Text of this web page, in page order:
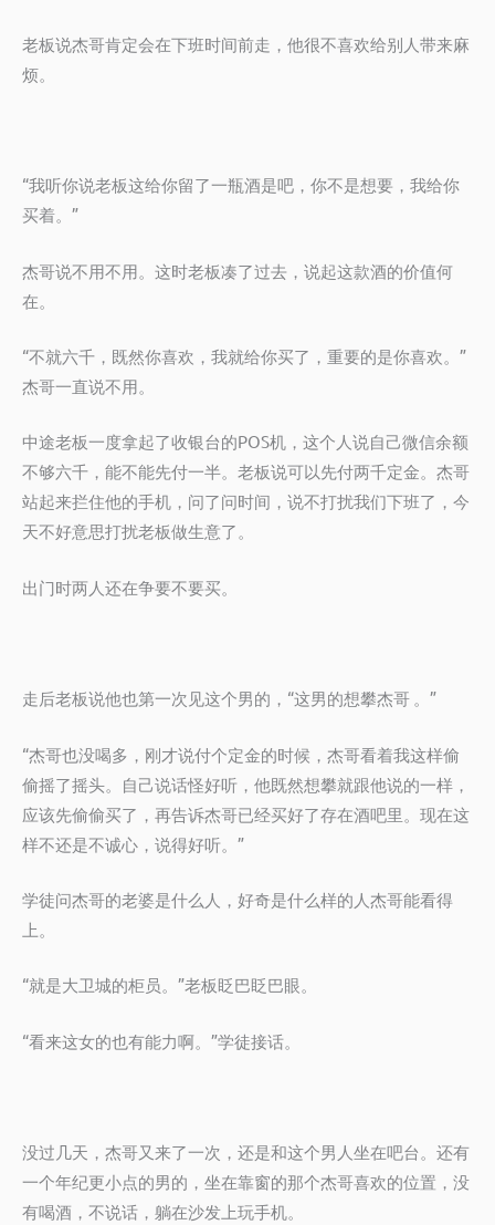
老板说杰哥肯定会在下班时间前走，他很不喜欢给别人带来麻
烦。
“我听你说老板这给你留了一瓶酒是吧，你不是想要，我给你
买着。”
杰哥说不用不用。这时老板凑了过去，说起这款酒的价值何
在。
“不就六千，既然你喜欢，我就给你买了，重要的是你喜欢。”
杰哥一直说不用。
中途老板一度拿起了收银台的POS机，这个人说自己微信余额
不够六千，能不能先付一半。老板说可以先付两千定金。杰哥
站起来拦住他的手机，问了问时间，说不打扰我们下班了，今
天不好意思打扰老板做生意了。
出门时两人还在争要不要买。
走后老板说他也第一次见这个男的，“这男的想攀杰哥 。”
“杰哥也没喝多，刚才说付个定金的时候，杰哥看着我这样偷
偷摇了摇头。自己说话怪好听，他既然想攀就跟他说的一样，
应该先偷偷买了，再告诉杰哥已经买好了存在酒吧里。现在这
样不还是不诚心，说得好听。”
学徒问杰哥的老婆是什么人，好奇是什么样的人杰哥能看得
上。
“就是大卫城的柜员。”老板眨巴眨巴眼。
“看来这女的也有能力啊。”学徒接话。
没过几天，杰哥又来了一次，还是和这个男人坐在吧台。还有
一个年纪更小点的男的，坐在靠窗的那个杰哥喜欢的位置，没
有喝酒，不说话，躺在沙发上玩手机。